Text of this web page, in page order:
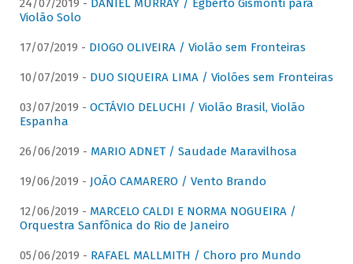
24/07/2019 - DANIEL MURRAY / Egberto Gismonti para
Violão Solo
17/07/2019 - DIOGO OLIVEIRA / Violão sem Fronteiras
10/07/2019 - DUO SIQUEIRA LIMA / Violões sem Fronteiras
03/07/2019 - OCTÁVIO DELUCHI / Violão Brasil, Violão
Espanha
26/06/2019 - MARIO ADNET / Saudade Maravilhosa
19/06/2019 - JOÃO CAMARERO / Vento Brando
12/06/2019 - MARCELO CALDI E NORMA NOGUEIRA /
Orquestra Sanfônica do Rio de Janeiro
05/06/2019 - RAFAEL MALLMITH / Choro pro Mundo